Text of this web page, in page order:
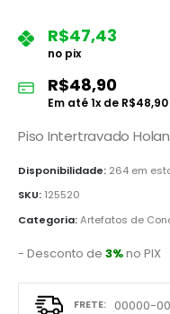
R$47,43
no pix
R$48,90
Em até1x de R$48,90
Piso Intertravado
Disponibilidade: 264 em
SKU: 125520
Categoria:Artefatos de
- Desconto de 3%no PIX